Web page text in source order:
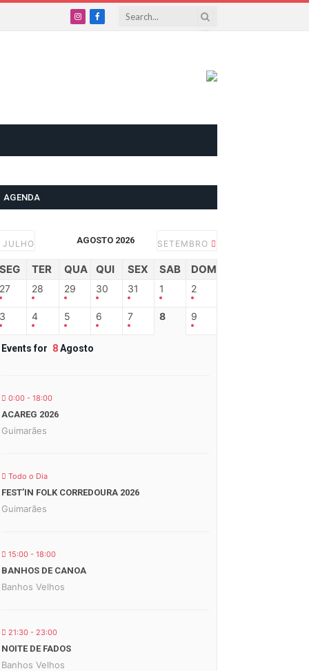
InstagramFacebook
AGENDA
JULHO AGOSTO 2026 SETEMBRO
SEG TER QUA QUI SEX SAB DOM
27 28 29 30 31 1 2
3 4 5 6 7 8 9
Events for 8Agosto
0:00 - 18:00
ACAREG 2026
Guimarães
Todo o Dia
FEST’IN FOLK CORREDOURA 2026
Guimarães
15:00 - 18:00
BANHOS DE CANOA
Banhos Velhos
21:30 - 23:00
NOITE DE FADOS
Banhos Velhos